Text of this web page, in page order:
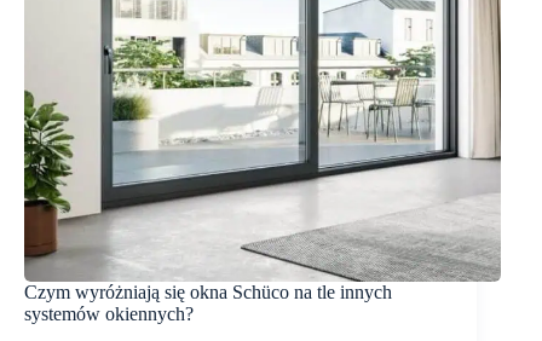
Czym wyróżniają się okna Schüco na tle innych
systemów okiennych?